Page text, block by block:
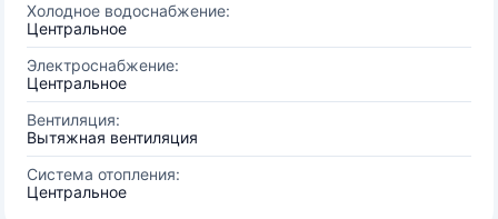
Холодное водоснабжение:
Центральное
Электроснабжение:
Центральное
Вентиляция:
Вытяжная вентиляция
Система отопления:
Центральное